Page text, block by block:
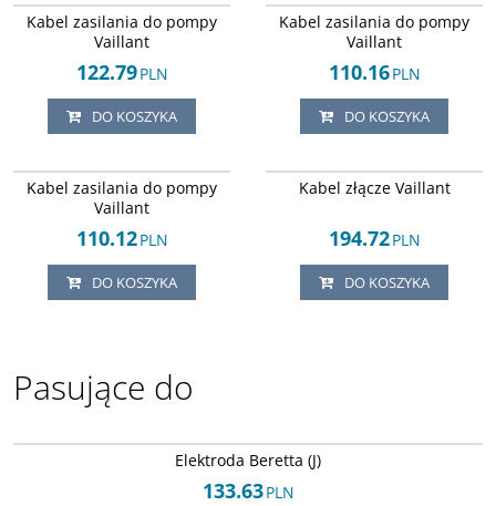
Kabel zasilania do pompy
Vaillant
122.79PLN
DO KOSZYKA
Kabel zasilania do pompy
Vaillant
110.16PLN
DO KOSZYKA
Kabel zasilania do pompy
Vaillant
110.12PLN
DO KOSZYKA
Kabel złącze Vaillant
194.72PLN
DO KOSZYKA
Pasujące do
Elektroda Beretta (J)
133.63PLN